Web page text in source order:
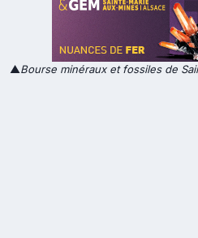
▲Bourse minéraux et fossiles de